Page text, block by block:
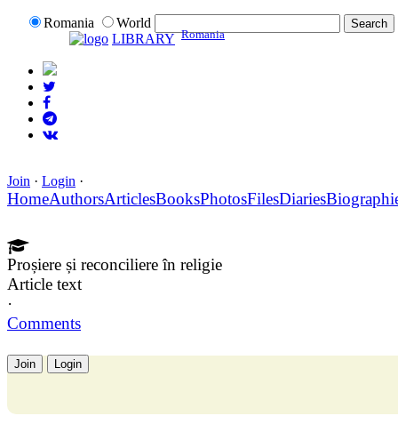
Romania
World
LIBRARY Romania
Join · Login ·
HomeAuthorsArticlesBooksPhotosFilesDiaries
Proșiere și reconciliere în religie
Article text
·
Comments
Join Login